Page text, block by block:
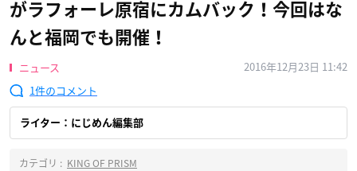
がラフォーレ原宿にカムバック！今回はな
んと福岡でも開催！
ニュース
2016年12月23日 11:42
1
ライター：にじめん編集部
カテゴリ : KING OF PRISM